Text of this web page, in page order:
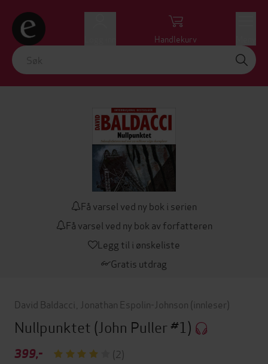
Handlekurv
Få varsel ved ny bok i serien
Få varsel ved ny bok av forfatteren
Legg til i ønskeliste
Gratis utdrag
David Baldacci Jonathan Espolin-Johnson (innleser)
Nullpunktet (John Puller #1)
399,- (2)